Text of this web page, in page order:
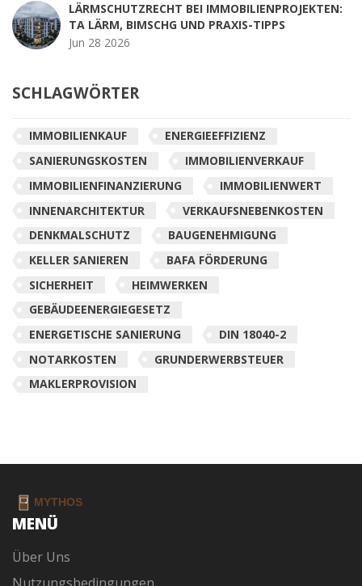
LÄRMSCHUTZRECHT BEI IMMOBILIENPROJEKTEN:
TA LÄRM, BIMSCHG UND PRAXIS-TIPPS
Jun 28 2026
SCHLAGWÖRTER
IMMOBILIENKAUF
ENERGIEEFFIZIENZ
SANIERUNGSKOSTEN
IMMOBILIENVERKAUF
IMMOBILIENFINANZIERUNG
IMMOBILIENWERT
INNENARCHITEKTUR
VERKAUFSNEBENKOSTEN
DENKMALSCHUTZ
BAUGENEHMIGUNG
KELLER SANIEREN
BAFA FÖRDERUNG
SICHERHEIT
HEIMWERKEN
GEBÄUDEENERGIEGESETZ
ENERGETISCHE SANIERUNG
DIN 18040-2
NOTARKOSTEN
GRUNDERWERBSTEUER
MAKLERPROVISION
MENÜ
Über Uns